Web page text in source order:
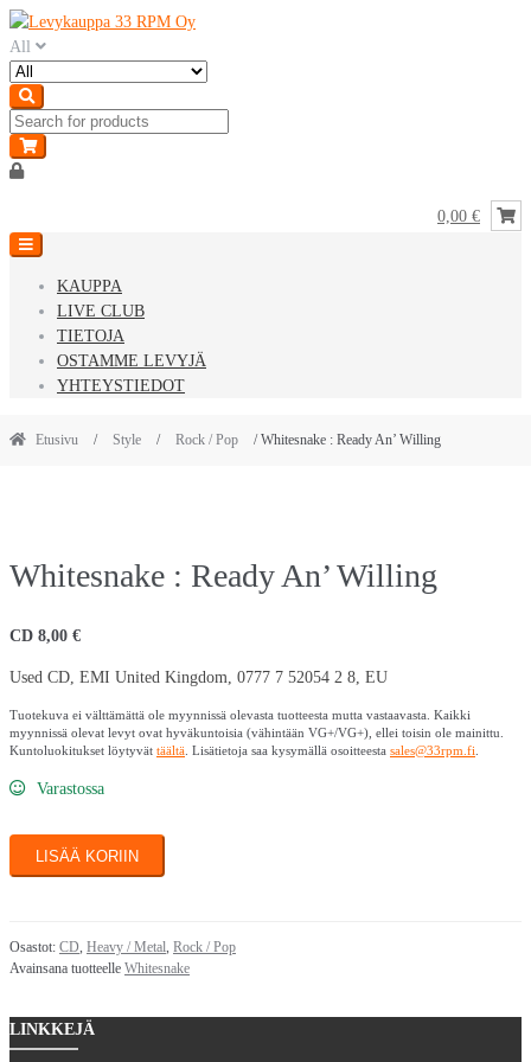
Skip
to
navigation
Skip
to
content
All
0,00 €
KAUPPA
LIVE CLUB
TIETOJA
OSTAMME LEVYJÄ
YHTEYSTIEDOT
Etusivu / Style / Rock / Pop / Whitesnake : Ready An’ Willing
Whitesnake : Ready An’ Willing
CD 8,00 €
Used CD, EMI United Kingdom, 0777 7 52054 2 8, EU
Tuotekuva ei välttämättä ole myynnissä olevasta tuotteesta mutta vastaavasta. Kaikki
myynnissä olevat levyt ovat hyväkuntoisia (vähintään VG+/VG+), ellei toisin ole mainittu.
Kuntoluokitukset löytyvät täältä . Lisätietoja saa kysymällä osoitteesta sales@33rpm.fi
Varastossa
Whitesnake
:
Willing
määrä
LISÄÄ KORIIN
Osastot: CD, Heavy / Metal, Rock / Pop
Avainsana tuotteelle Whitesnake
LINKKEJÄ